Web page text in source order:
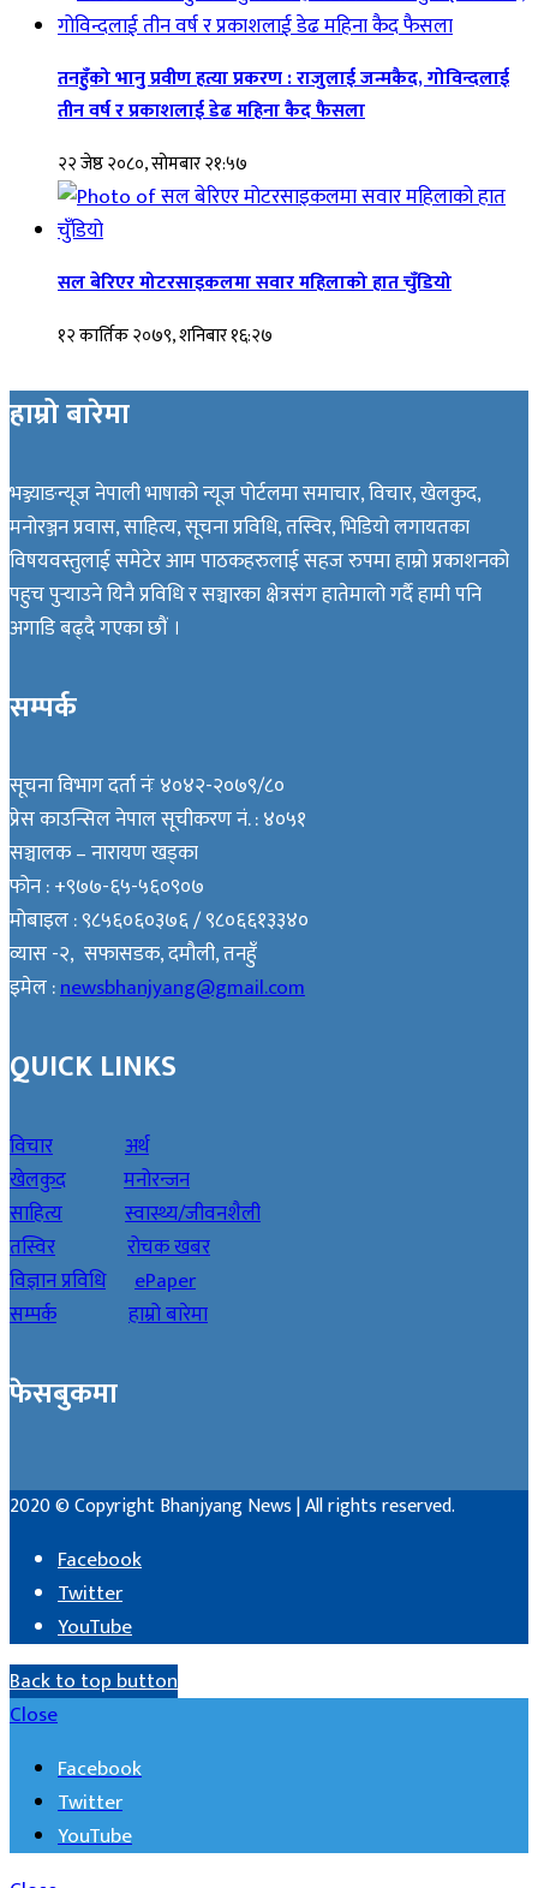
तनहुँको भानु प्रवीण हत्या प्रकरण : राजुलाई जन्मकैद, गोविन्दलाई
तीन वर्ष र प्रकाशलाई डेढ महिना कैद फैसला
२२ जेष्ठ २०८०, सोमबार २१:५७
सल बेरिएर मोटरसाइकलमा सवार महिलाको हात चुँडियो
१२ कार्तिक २०७९, शनिबार १६:२७
हाम्रो बारेमा
भञ्ज्याङन्यूज नेपाली भाषाको न्यूज पोर्टलमा समाचार, विचार, खेलकुद,
मनोरञ्जन प्रवास, साहित्य, सूचना प्रविधि, तस्विर, भिडियो लगायतका
विषयवस्तुलाई समेटेर आम पाठकहरुलाई सहज रुपमा हाम्रो प्रकाशनको
पहुच पुर्‍याउने यिनै प्रविधि र सञ्चारका क्षेत्रसंग हातेमालो गर्दै हामी पनि
अगाडि बढ्दै गएका छौं ।
सम्पर्क
सूचना विभाग दर्ता नंः ४०४२-२०७९/८०
प्रेस काउन्सिल नेपाल सूचीकरण नं. : ४०५१
सञ्चालक – नारायण खड्का
फोन : +९७७-६५-५६०९०७
मोबाइल : ९८५६०६०३७६ / ९८०६६१३३४०
व्यास -२, सफासडक, दमौली, तनहुँ
इमेल :newsbhanjyang@gmail.com
QUICK LINKS
विचार
अर्थ
खेलकुद
मनोरन्जन
साहित्य
स्वास्थ्य/जीवनशैली
तस्विर
रोचक खबर
विज्ञान प्रविधि
ePaper
सम्पर्क
हाम्रो बारेमा
फेसबुकमा
2020 © Copyright Bhanjyang News | All rights reserved.
Facebook
Twitter
YouTube
Back to top button
Close
Facebook
Twitter
YouTube